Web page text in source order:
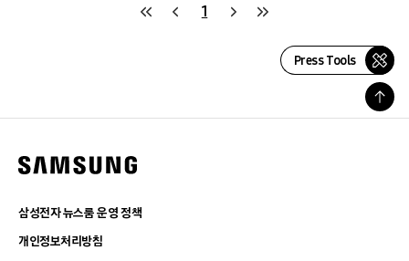
1
Press Tools
삼성전자 뉴스룸 운영 정책
개인정보처리방침